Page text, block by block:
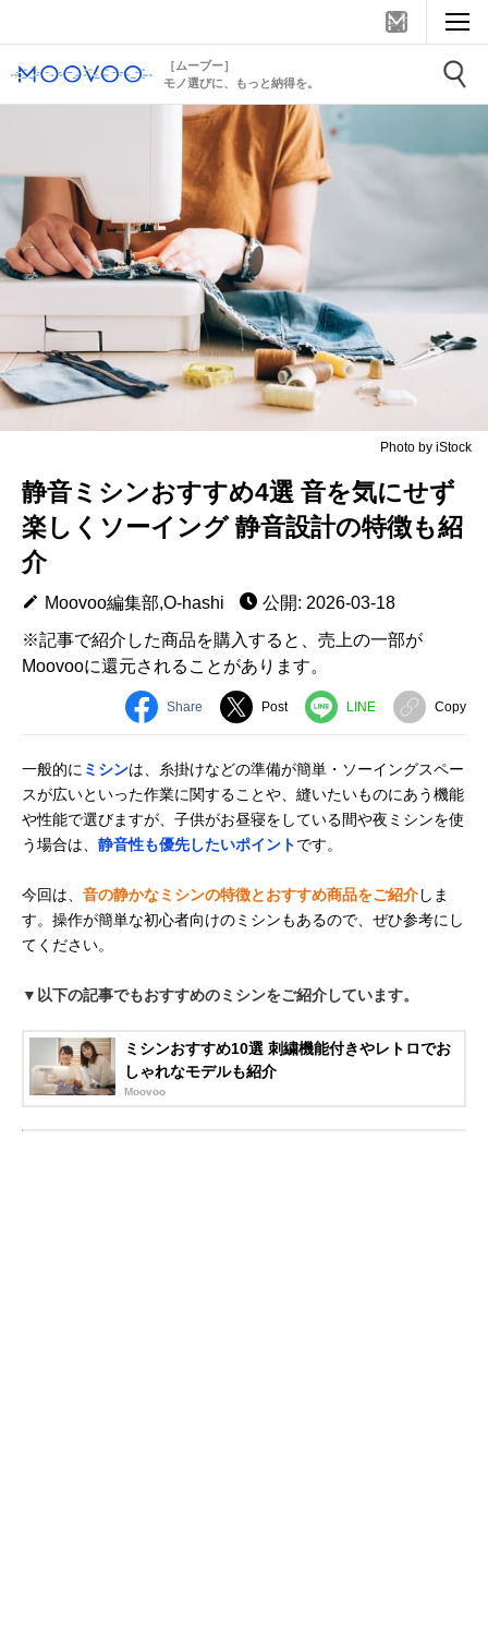
［ムーブー］
モノ選びに、もっと納得を。
Photo by iStock
静音ミシンおすすめ4選 音を気にせず
楽しくソーイング 静音設計の特徴も紹
介
Moovoo編集部,O-hashi
公開: 2026-03-18
※記事で紹介した商品を購入すると、売上の一部が
Moovooに還元されることがあります。
Share Post LINE Copy
一般的に ミシンは、糸掛けなどの準備が簡単・ソーイングスペー
スが広いといった作業に関することや、縫いたいものにあう機能
や性能で選びますが、子供がお昼寝をしている間や夜ミシンを使
う場合は、 静音性も優先したいポイントです。
今回は、 音の静かなミシンの特徴とおすすめ商品をご紹介しま
す。操作が簡単な初心者向けのミシンもあるので、ぜひ参考にし
てください。
▼以下の記事でもおすすめのミシンをご紹介しています。
ミシンおすすめ10選 刺繍機能付きやレトロでお
しゃれなモデルも紹介
Moovoo